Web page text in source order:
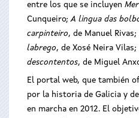
entre los que se incluyen
Cunqueiro;A lingua das
carpinteiro, de Manuel Rivas;
labrego, de Xosé Neira Vilas;
descontentos, de Miguel
El portal web, que también
por la historia de Galicia y
en marcha en 2012. El